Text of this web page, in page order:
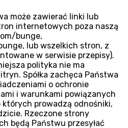
może zawierać linki lub
internetowych poza naszą
bunge,
lub wszelkich stron, z
w serwisie przepisy).
polityka nie ma
Spółka zachęca Państwa
o ochronie
i warunkami powiązanych
prowadzą odnośniki,
Rzeczone strony
będą Państwu przesyłać